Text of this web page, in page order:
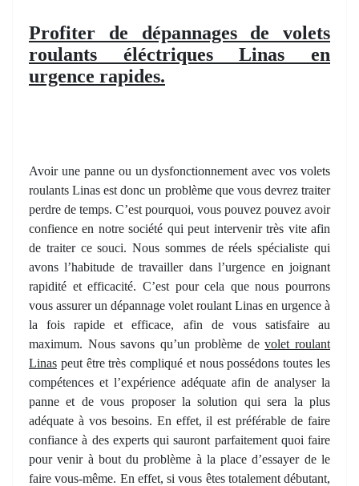
Profiter de dépannages de volets
roulants éléctriques Linas en
urgence rapides.
Avoir une panne ou un dysfonctionnement avec vos volets
roulants Linas est donc un problème que vous devrez traiter
perdre de temps. C’est pourquoi, vous pouvez pouvez avoir
confience en notre société qui peut intervenir très vite afin
de traiter ce souci. Nous sommes de réels spécialiste qui
avons l’habitude de travailler dans l’urgence en joignant
rapidité et efficacité. C’est pour cela que nous pourrons
vous assurer un dépannage volet roulant Linas en urgence à
la fois rapide et efficace, afin de vous satisfaire au
maximum. Nous savons qu’un problème devolet roulant
Linas peut être très compliqué et nous possédons toutes les
compétences et l’expérience adéquate afin de analyser la
panne et de vous proposer la solution qui sera la plus
adéquate à vos besoins. En effet, il est préférable de faire
confiance à des experts qui sauront parfaitement quoi faire
pour venir à bout du­ problème à la place d’essayer de le
faire vous-même. En effet, si vous êtes totalement débutant,